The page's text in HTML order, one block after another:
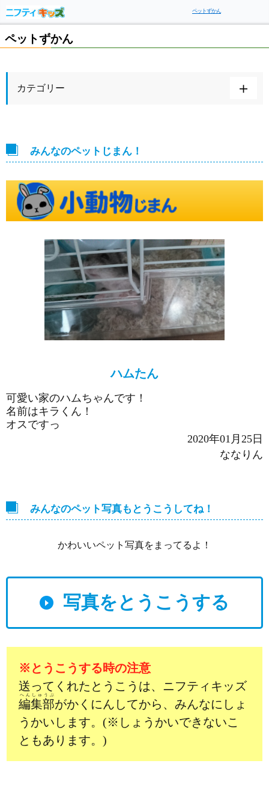
ペットずかん
ペットずかん
カテゴリー
みんなのペットじまん！
ハムたん
可愛い家のハムちゃんです！
名前はキラくん！
オスですっ
2020年01月25日
ななりん
みんなのペット写真もとうこうしてね！
かわいいペット写真をまってるよ！
写真をとうこうする
※とうこうする時の注意
送ってくれたとうこうは、ニフティキッズ
編集部
へんしゅうぶ
がかくにんしてから、みんなにしょ
うかいします。(※しょうかいできないこ
ともあります。)